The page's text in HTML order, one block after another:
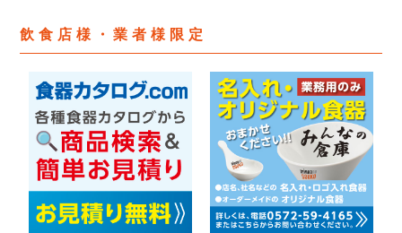
飲食店様・業者様限定